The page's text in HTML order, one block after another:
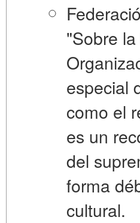
"Sobre
especial
como el
es un
del
forma
cultural.